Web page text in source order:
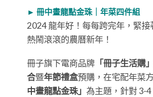
► 冊中畫龍點金珠｜年菜四件組
2024 龍年好！每每跨完年，緊接
熱鬧滾滾的農曆新年！
冊子旗下電商品牌 「冊子生活購」
合暨年節禮盒預購，在宅配年菜
中畫龍點金珠」 為主題，針對 3-